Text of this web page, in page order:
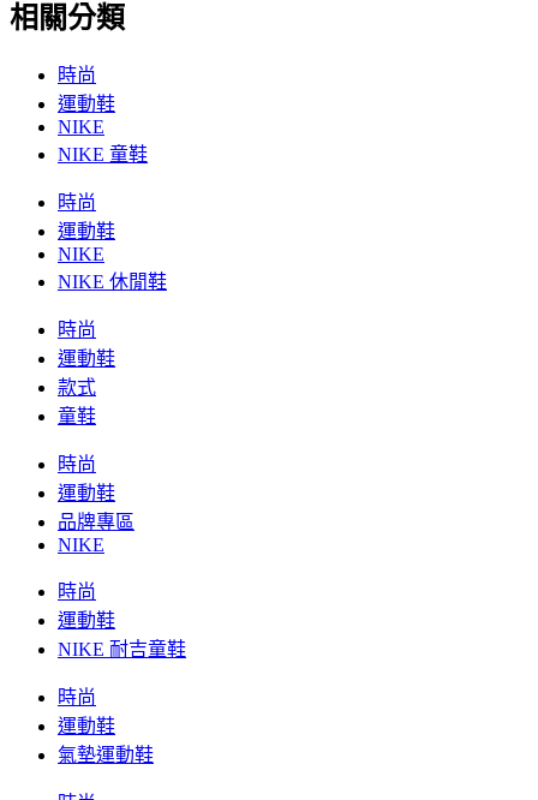
相關分類
時尚
運動鞋
NIKE
NIKE 童鞋
時尚
運動鞋
NIKE
NIKE 休閒鞋
時尚
運動鞋
款式
童鞋
時尚
運動鞋
品牌專區
NIKE
時尚
運動鞋
NIKE 耐吉童鞋
時尚
運動鞋
氣墊運動鞋